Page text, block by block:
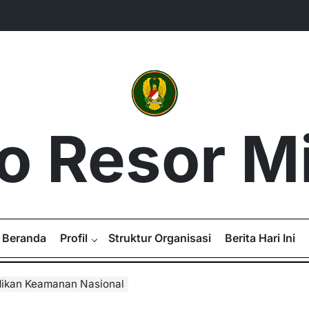
Resor
Beranda Profil Struktur Organisasi Berita Hari Ini
Keamanan Nasional